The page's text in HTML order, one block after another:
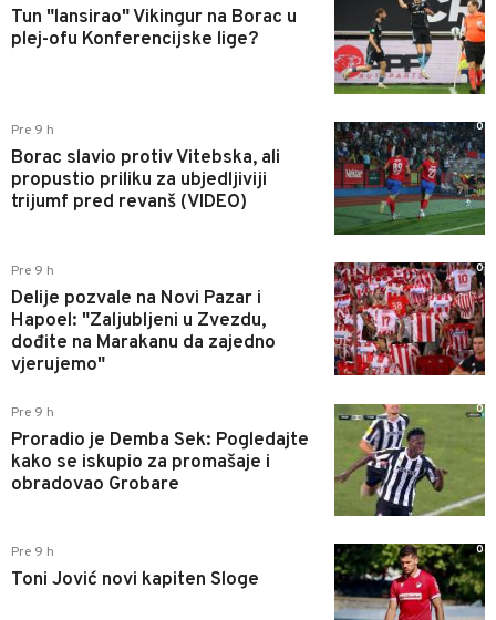
Tun "lansirao" Vikingur na Borac u
plej-ofu Konferencijske lige?
Pre 9 h
Borac slavio protiv Vitebska, ali
propustio priliku za ubjedljiviji
trijumf pred revanš (VIDEO)
0
Pre 9 h
Delije pozvale na Novi Pazar i
Hapoel: "Zaljubljeni u Zvezdu,
dođite na Marakanu da zajedno
vjerujemo"
0
Pre 9 h
Proradio je Demba Sek: Pogledajte
kako se iskupio za promašaje i
obradovao Grobare
0
Pre 9 h
Toni Jović novi kapiten Sloge
0